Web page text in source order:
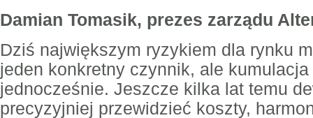
Damian Tomasik, prezes zarządu
Dziś największym ryzykiem dla rynku
jeden konkretny czynnik, ale
jednocześnie. Jeszcze kilka lat temu
precyzyjniej przewidzieć koszty,